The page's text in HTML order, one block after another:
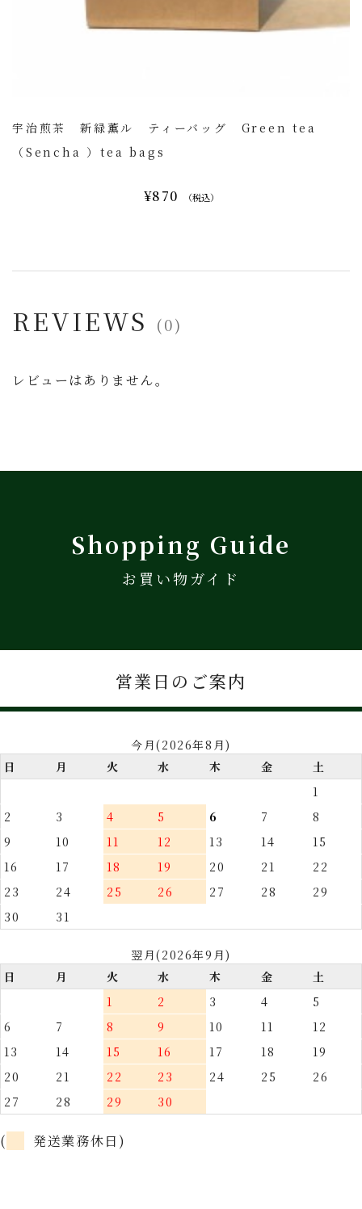
宇治煎茶 新緑薫ル ティーバッグ Green tea
（Sencha ）tea bags
¥870 （税込）
REVIEWS (0)
レビューはありません。
Shopping Guide
お買い物ガイド
営業日のご案内
今月(2026年8月)
日
月 火 水 木 金
土
1
2
3 4 5 6 7
8
9
10 11 12 13 14
15
16
17 18 19 20 21
22
23
24 25 26 27 28
29
30
31
翌月(2026年9月)
日
月 火 水 木 金
土
1
2 3 4
5
6
7 8 9 10 11
12
13
14 15 16 17 18
19
20
21 22 23 24 25
26
27
28 29 30
( 発送業務休日)